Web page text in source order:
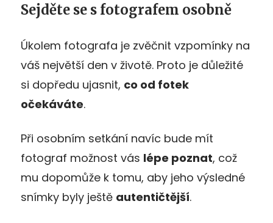
Sejděte se s fotografem osobně
Úkolem fotografa je zvěčnit vzpomínky na
váš největší den v životě. Proto je důležité
si dopředu ujasnit, co od fotek
očekáváte.
Při osobním setkání navíc bude mít
fotograf možnost vás lépe poznat, což
mu dopomůže k tomu, aby jeho výsledné
snímky byly ještě autentičtější.